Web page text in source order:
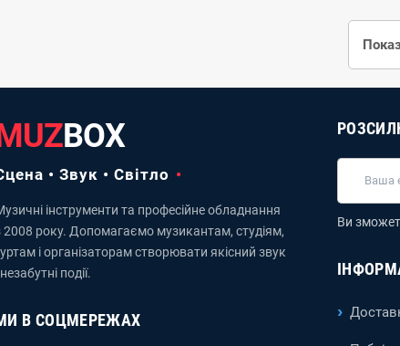
BOX
• Звук • Світло
інструменти та професійне обладнання
2008 року. Допомагаємо музикантам, студіям,
і організаторам створювати якісний звук
незабутні події.
В СОЦМЕРЕЖАХ
Ви